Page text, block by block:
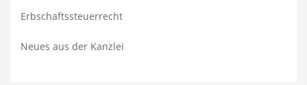
Erbschaftssteuerrecht
Neues aus der Kanzlei